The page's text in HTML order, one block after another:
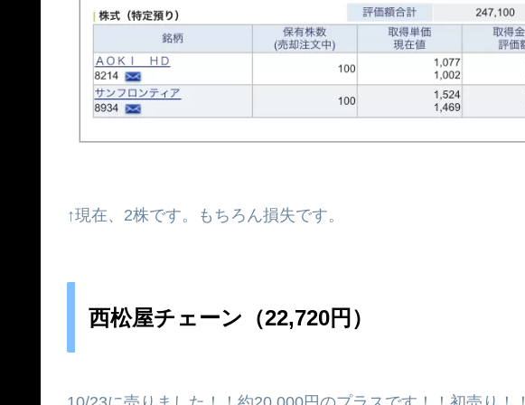
↑現在、2株です。もちろん損失です。
西松屋チェーン（22,720円）